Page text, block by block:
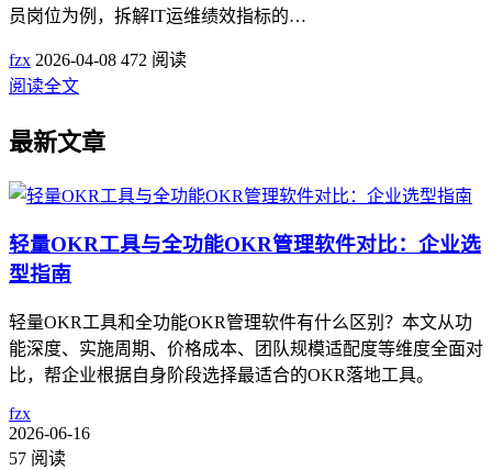
员岗位为例，拆解IT运维绩效指标的…
fzx 2026-04-08 472 阅读
阅读全文
最新文章
轻量OKR工具与全功能OKR管理软件对比：企业选
型指南
轻量OKR工具和全功能OKR管理软件有什么区别？本文从功
能深度、实施周期、价格成本、团队规模适配度等维度全面对
比，帮企业根据自身阶段选择最适合的OKR落地工具。
fzx
2026-06-16
57 阅读